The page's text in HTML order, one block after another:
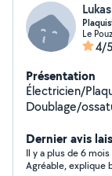
Le
4/5
Présentation
Électricien/Plaquiste Rénovation/
Doublage/ossature ferraille
Dépannage Climatisation Portail électrique VMC
Visiophone/
Dernier avis
Il y a plus de 6 mois
Agréable, explique